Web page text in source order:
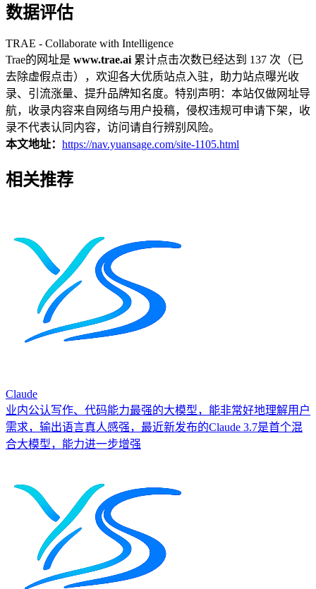
数据评估
TRAE - Collaborate with Intelligence
Trae的网址是 www.trae.ai 累计点击次数已经达到 137 次（已
去除虚假点击），欢迎各大优质站点入驻，助力站点曝光收
录、引流涨量、提升品牌知名度。特别声明：本站仅做网址导
航，收录内容来自网络与用户投稿，侵权违规可申请下架，收
录不代表认同内容，访问请自行辨别风险。
本文地址： https://nav.yuansage.com/site-1105.html
相关推荐
Claude
业内公认写作、代码能力最强的大模型，能非常好地理解用户
需求，输出语言真人感强，最近新发布的Claude 3.7是首个混
合大模型，能力进一步增强